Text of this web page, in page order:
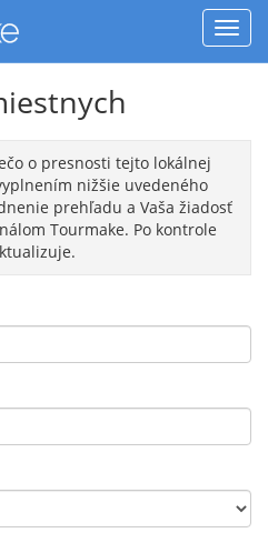
o presnosti tejto lokálnej
nižšie uvedeného
prehľadu a Vaša žiadosť
Tourmake. Po kontrole